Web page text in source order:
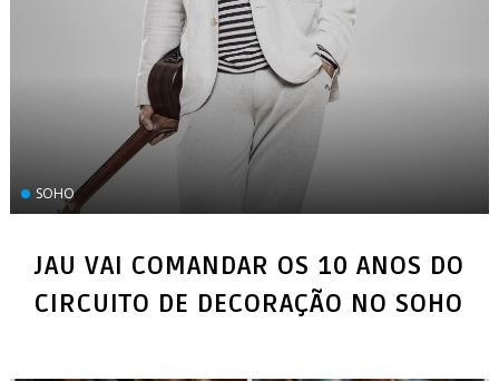
SOHO
JAU VAI COMANDAR OS 10 ANOS DO
CIRCUITO DE DECORAÇÃO NO SOHO